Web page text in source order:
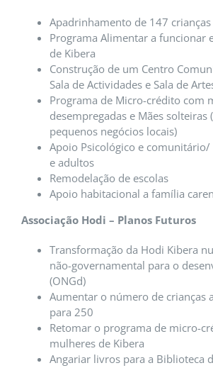
Apadrinhamento de 147 crianças
Programa Alimentar a funcionar
de Kibera
Construção de um Centro
Sala de Actividades e Sala de
Programa de Micro-crédito com
desempregadas e Mães solteiras
pequenos negócios locais)
Apoio Psicológico e comunitário/
e adultos
Remodelação de escolas
Apoio habitacional a família
Associação Hodi – Planos Futuros
Transformação da Hodi Kibera
não-governamental para o
(ONGd)
Aumentar o número de crianças
para 250
Retomar o programa de micro-
mulheres de Kibera
Angariar livros para a Biblioteca